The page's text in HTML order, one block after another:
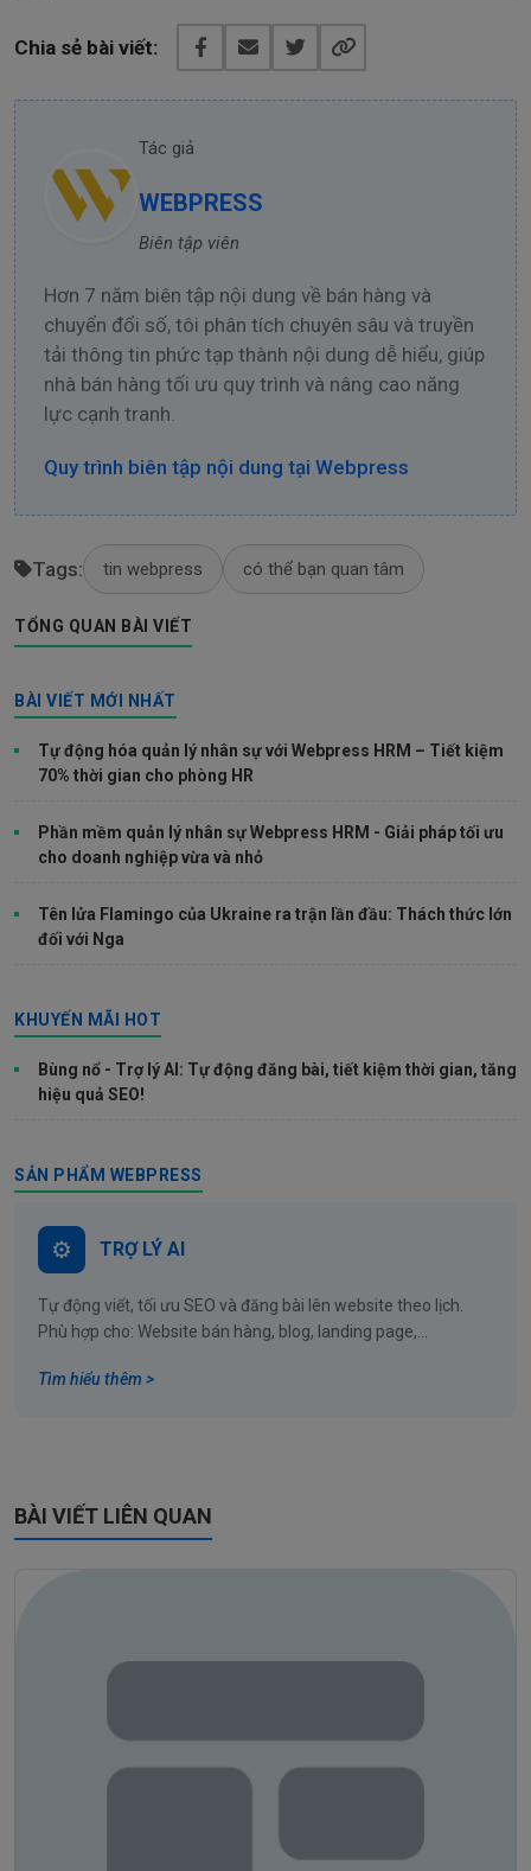
TỔNG QUAN BÀI VIẾT
Chia sẻ bài viết:
Tác giả
WEBPRESS
Biên tập viên
Hơn 7 năm biên tập nội dung về bán hàng và
chuyển đổi số, tôi phân tích chuyên sâu và truyền
tải thông tin phức tạp thành nội dung dễ hiểu, giúp
nhà bán hàng tối ưu quy trình và nâng cao năng
lực cạnh tranh.
Quy trình biên tập nội dung tại Webpress
Tags: tin webpress có thể bạn quan tâm
BÀI VIẾT MỚI NHẤT
Tự động hóa quản lý nhân sự với Webpress HRM – Tiết kiệm
70% thời gian cho phòng HR
Phần mềm quản lý nhân sự Webpress HRM - Giải pháp tối ưu
cho doanh nghiệp vừa và nhỏ
Tên lửa Flamingo của Ukraine ra trận lần đầu: Thách thức lớn
đối với Nga
KHUYẾN MÃI HOT
Bùng nổ - Trợ lý AI: Tự động đăng bài, tiết kiệm thời gian, tăng
hiệu quả SEO!
SẢN PHẨM WEBPRESS
TRỢ LÝ AI
Tự động viết, tối ưu SEO và đăng bài lên website theo lịch.
Phù hợp cho: Website bán hàng, blog, landing page,...
Tìm hiểu thêm >
BÀI VIẾT LIÊN QUAN